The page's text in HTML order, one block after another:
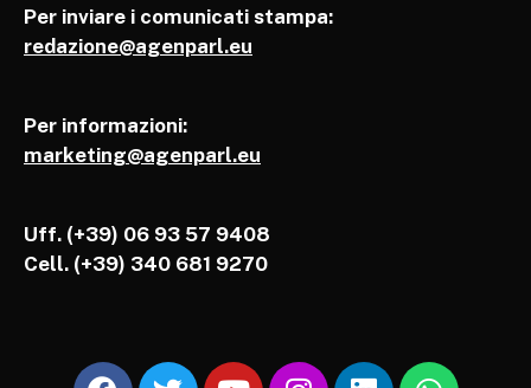
Per inviare i comunicati stampa:
redazione@agenparl.eu
Per informazioni:
marketing@agenparl.eu
Uff. (+39) 06 93 57 9408
Cell. (+39) 340 681 9270